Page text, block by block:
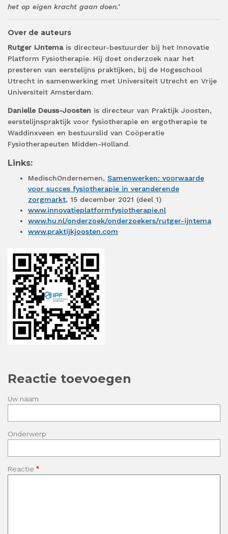
het op eigen kracht gaan doen.’
Over de auteurs
Rutger IJntemais directeur-bestuurder bij het Innovatie
Platform Fysiotherapie. Hij doet onderzoek naar het
presteren van eerstelijns praktijken, bij de Hogeschool
Utrecht in samenwerking met Universiteit Utrecht en Vrije
Universiteit Amsterdam.
Danielle Deuss-Joosten is directeur van Praktijk Joosten,
eerstelijnspraktijk voor fysiotherapie en ergotherapie te
Waddinxveen en bestuurslid van Coöperatie
Fysiotherapeuten Midden-Holland.
Links:
MedischOndernemen, Samenwerken: voorwaarde
voor succes fysiotherapie in veranderende
zorgmarkt, 15 december 2021 (deel 1)
www.innovatieplatformfysiotherapie.nl
www.hu.nl/onderzoek/onderzoekers/rutger-ijntema
www.praktijkjoosten.com
Reactie toevoegen
Uw naam
Onderwerp
Reactie